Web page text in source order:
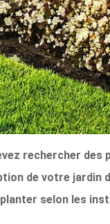
rechercher
de votre jardin
selon les